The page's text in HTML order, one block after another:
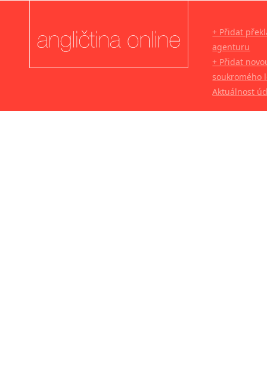
+ Přidat
agenturu
+ Přidat
soukromého
Aktuálnost